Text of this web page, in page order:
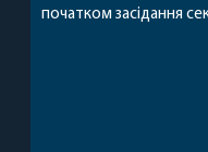
початком засідання